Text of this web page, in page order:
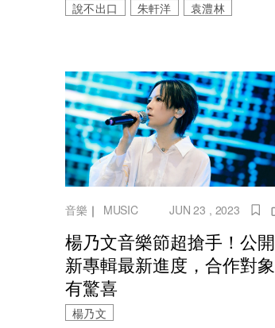
說不出口
朱軒洋 袁澧林
音樂 ｜ MUSIC JUN 23 , 2023
楊乃文音樂節超搶手！公開
新專輯最新進度，合作對象
有驚喜
楊乃文